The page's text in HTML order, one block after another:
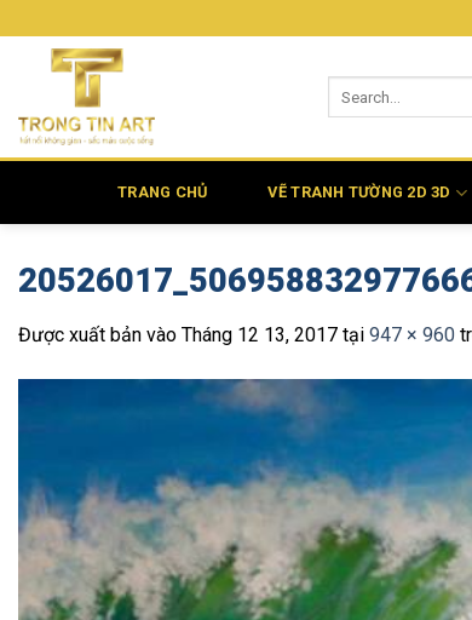
qua
TRANG CHỦ VẼ TRANH TƯỜNG 2D 3D
Được xuất bản vào Tháng 12 13, 2017 tại 947 × 960